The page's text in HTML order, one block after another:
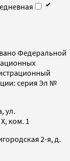
Федеральной
серия Эл №
ул.
ком. 1
2-я, д.